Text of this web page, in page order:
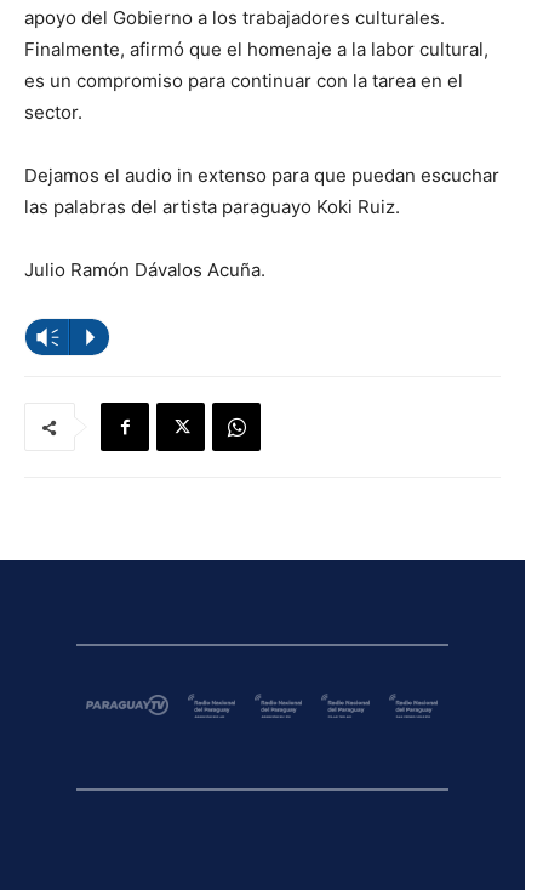
apoyo del Gobierno a los trabajadores culturales.
Finalmente, afirmó que el homenaje a la labor cultural,
es un compromiso para continuar con la tarea en el
sector.
Dejamos el audio in extenso para que puedan escuchar
las palabras del artista paraguayo Koki Ruiz.
Julio Ramón Dávalos Acuña.
Reproductor
Vm P